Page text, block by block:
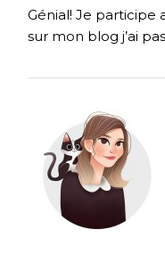
Génial! Je participe
sur mon blog j’ai